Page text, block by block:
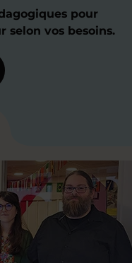
pour
selon vos besoins.